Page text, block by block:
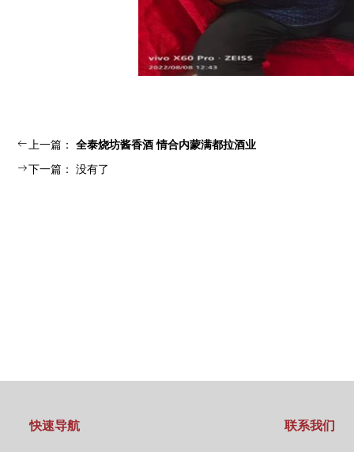
ꂃ上一篇： 全泰烧坊酱香酒 情合内蒙满都拉酒业
ꁹ下一篇： 没有了
快速导航 联系我们